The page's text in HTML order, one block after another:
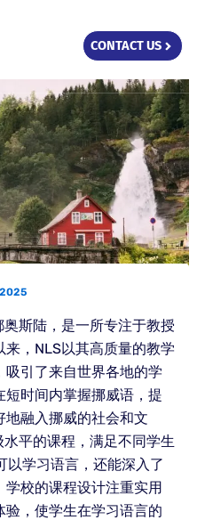
CONTACT US
斯陆，是一所专注于教授
，NLS以其高质量的教学
引了来自世界各地的学
时间内掌握挪威语，提
地融入挪威的社会和文
平的课程，满足不同学生
以学习语言，还能深入了
校的课程设计注重实用
，使学生在学习语言的